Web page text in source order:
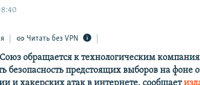
Читать без VPN
обращается к технологическим
безопасность предстоящих выборов на фоне